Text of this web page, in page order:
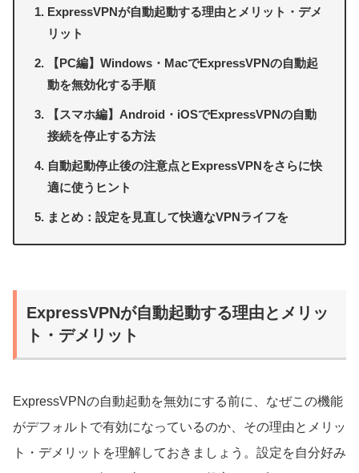
ExpressVPNが自動起動する理由とメリット・デメ
リット
【PC編】Windows・MacでExpressVPNの自動起
動を無効化する手順
【スマホ編】Android・iOSでExpressVPNの自動
接続を停止する方法
自動起動停止後の注意点とExpressVPNをさらに快
適に使うヒント
まとめ：設定を見直して快適なVPNライフを
ExpressVPNが自動起動する理由とメリッ
ト・デメリット
ExpressVPNの自動起動を無効にする前に、なぜこの機能
がデフォルトで有効になっているのか、その理由とメリッ
ト・デメリットを理解しておきましょう。設定を自分好み